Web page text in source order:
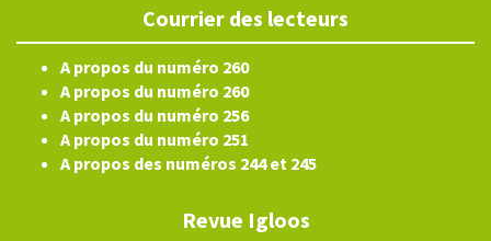
Courrier des lecteurs
A propos du numéro 260
A propos du numéro 260
A propos du numéro 256
A propos du numéro 251
A propos des numéros 244 et 245
Revue Igloos